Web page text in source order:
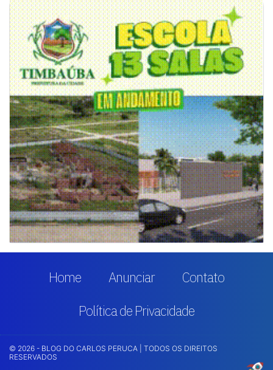
Home Anunciar
Contato
Política de Privacidade
© 2026 - BLOG DO CARLOS PERUCA | TODOS OS DIREITOS
RESERVADOS